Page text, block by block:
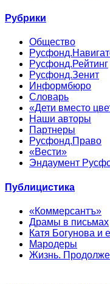
Рубрики
Общество
Русфонд.Рейтинг
Русфонд.Зенит
Информбюро
Словарь
«Дети вместо
Наши авторы
Партнеры
Русфонд.Право
«Вести»
Эндаумент
Публицистика
«Коммерсантъ»
Драмы в письмах
Катя Богунова и
Мародеры
Жизнь.